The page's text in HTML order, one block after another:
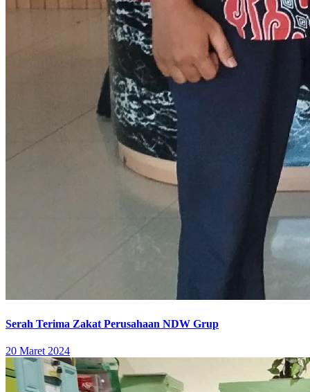
Serah Terima Zakat Perusahaan NDW Grup
20 Maret 2024